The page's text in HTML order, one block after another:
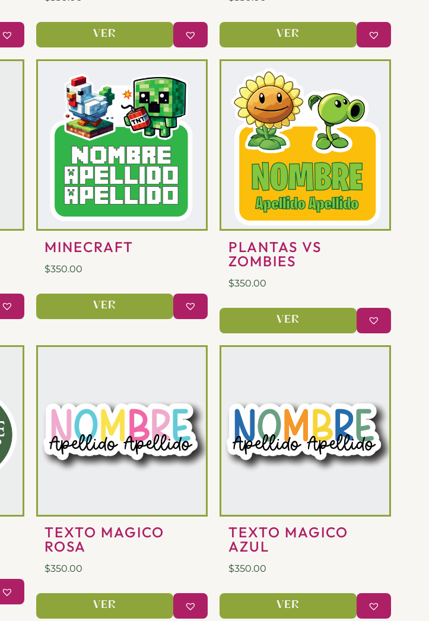
VER VER
MINECRAFT
$350.00
VER
PLANTAS VS
ZOMBIES
$350.00
VER
TEXTO MAGICO
ROSA
$350.00
VER
TEXTO MAGICO
AZUL
$350.00
VER